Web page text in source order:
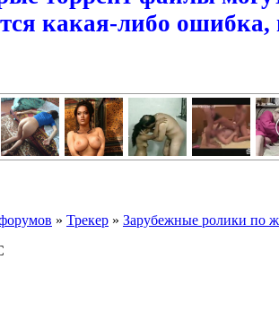
какая-либо
» Трекер » Зарубежные ролики по